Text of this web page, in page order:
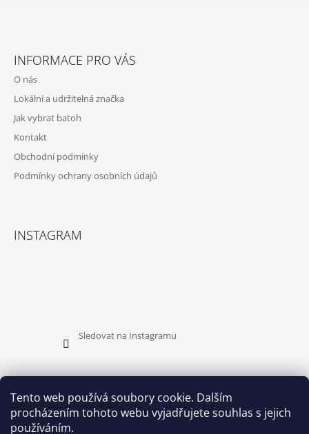
Tento web používá soubory cookie. Dalším
procházením tohoto webu vyjadřujete souhlas s jejich
používáním.
INFORMACE PRO VÁS
O nás
Lokální a udržitelná značka
Jak vybrat batoh
Kontakt
Obchodní podmínky
Podmínky ochrany osobních údajů
INSTAGRAM
Sledovat na Instagramu
PŘIJÍMÁME ONLINE PLATBY